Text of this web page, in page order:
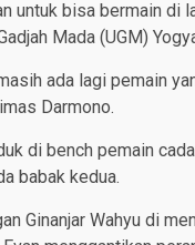
untuk bisa bermain di
Mada (UGM)
ada lagi pemain
Darmono.
di bench pemain
babak kedua.
Ginanjar Wahyu di